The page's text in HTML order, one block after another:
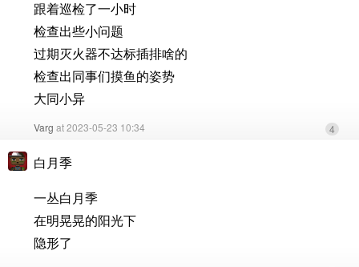
跟着巡检了一小时
检查出些小问题
过期灭火器不达标插排啥的
检查出同事们摸鱼的姿势
大同小异
Varg at 2023-05-23 10:34 4
白月季
一丛白月季
在明晃晃的阳光下
隐形了